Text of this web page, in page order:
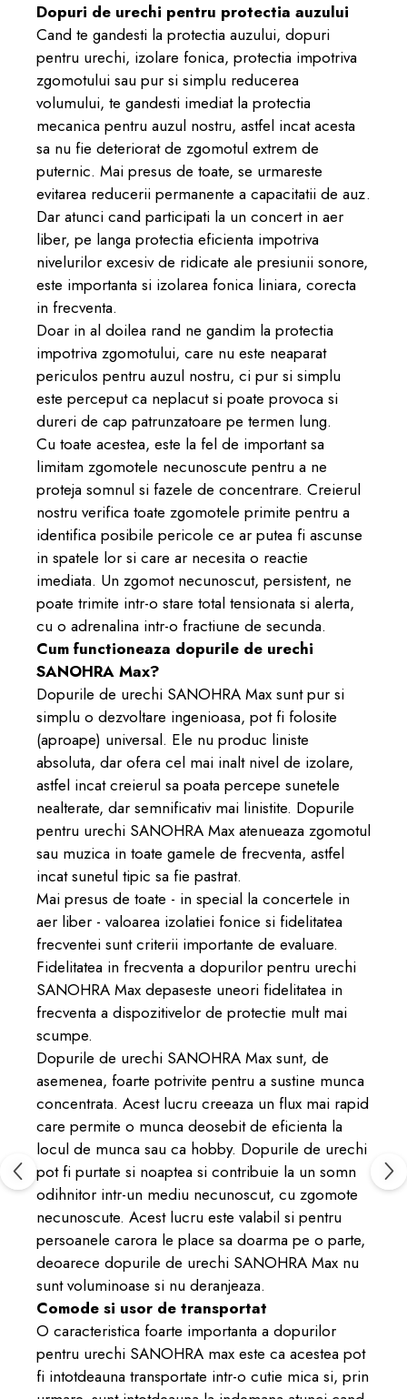
Dopuri de urechi pentru protectia auzului
Cand te gandesti la protectia auzului, dopuri
pentru urechi, izolare fonica, protectia impotriva
zgomotului sau pur si simplu reducerea
volumului, te gandesti imediat la protectia
mecanica pentru auzul nostru, astfel incat acesta
sa nu fie deteriorat de zgomotul extrem de
puternic. Mai presus de toate, se urmareste
evitarea reducerii permanente a capacitatii de auz.
Dar atunci cand participati la un concert in aer
liber, pe langa protectia eficienta impotriva
nivelurilor excesiv de ridicate ale presiunii sonore,
este importanta si izolarea fonica liniara, corecta
in frecventa.
Doar in al doilea rand ne gandim la protectia
impotriva zgomotului, care nu este neaparat
periculos pentru auzul nostru, ci pur si simplu
este perceput ca neplacut si poate provoca si
dureri de cap patrunzatoare pe termen lung.
Cu toate acestea, este la fel de important sa
limitam zgomotele necunoscute pentru a ne
proteja somnul si fazele de concentrare. Creierul
nostru verifica toate zgomotele primite pentru a
identifica posibile pericole ce ar putea fi ascunse
in spatele lor si care ar necesita o reactie
imediata. Un zgomot necunoscut, persistent, ne
poate trimite intr-o stare total tensionata si alerta,
cu o adrenalina intr-o fractiune de secunda.
Cum functioneaza dopurile de urechi
SANOHRA Max?
Dopurile de urechi SANOHRA Max sunt pur si
simplu o dezvoltare ingenioasa, pot fi folosite
(aproape) universal. Ele nu produc liniste
absoluta, dar ofera cel mai inalt nivel de izolare,
astfel incat creierul sa poata percepe sunetele
nealterate, dar semnificativ mai linistite. Dopurile
pentru urechi SANOHRA Max atenueaza zgomotul
sau muzica in toate gamele de frecventa, astfel
incat sunetul tipic sa fie pastrat.
Mai presus de toate - in special la concertele in
aer liber - valoarea izolatiei fonice si fidelitatea
frecventei sunt criterii importante de evaluare.
Fidelitatea in frecventa a dopurilor pentru urechi
SANOHRA Max depaseste uneori fidelitatea in
frecventa a dispozitivelor de protectie mult mai
scumpe.
Dopurile de urechi SANOHRA Max sunt, de
asemenea, foarte potrivite pentru a sustine munca
concentrata. Acest lucru creeaza un flux mai rapid
care permite o munca deosebit de eficienta la
locul de munca sau ca hobby. Dopurile de urechi
pot fi purtate si noaptea si contribuie la un somn
odihnitor intr-un mediu necunoscut, cu zgomote
necunoscute. Acest lucru este valabil si pentru
persoanele carora le place sa doarma pe o parte,
deoarece dopurile de urechi SANOHRA Max nu
sunt voluminoase si nu deranjeaza.
Comode si usor de transportat
O caracteristica foarte importanta a dopurilor
pentru urechi SANOHRA max este ca acestea pot
fi intotdeauna transportate intr-o cutie mica si, prin